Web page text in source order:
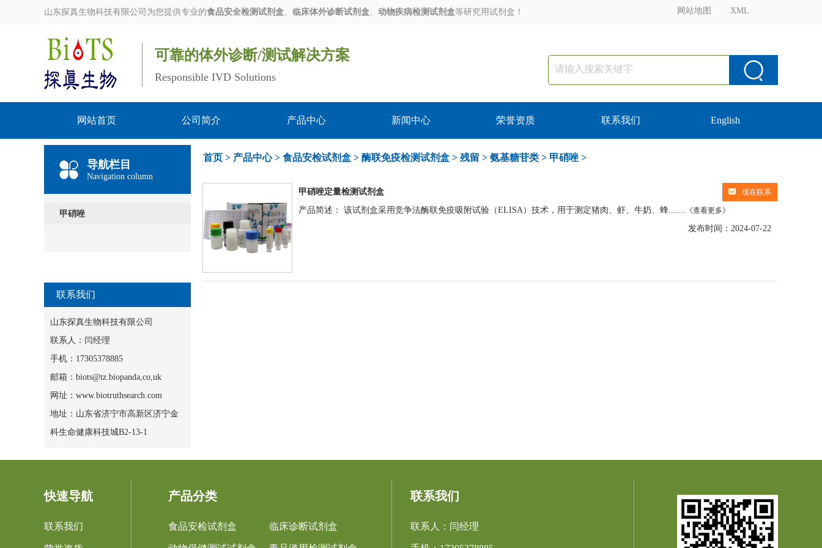
山东探真生物科技有限公司为您提供专业的食品安全检测试剂盒、 临床体外诊断试剂盒、 动物疾病检测试剂盒等研究用试剂盒！ XML
网站地图
可靠的体外诊断/测试解决方案
Responsible IVD Solutions
网站首页 公司简介 产品中心 新闻中心 荣誉资质 联系我们 English
导航栏目
Navigation column
甲硝唑
联系我们
山东探真生物科技有限公司
联系人：闫经理
手机：17305378885
邮箱：biots@tz.biopanda,co,uk
网址：www.biotruthsearch.com
地址：山东省济宁市高新区济宁金
科生命健康科技城B2-13-1
首页 > 产品中心> 食品安检试剂盒 > 酶联免疫检测试剂盒 > 残留 > 氨基糖苷类 > 甲硝唑 >
现在联系
甲硝唑定量检测试剂盒
产品简述： 该试剂盒采用竞争法酶联免疫吸附试验（ELISA）技术，用于测定猪肉、虾、牛奶、蜂....... 《查看更多》
发布时间：2024-07-22
快速导航
联系我们
产品分类
食品安检试剂盒 临床诊断试剂盒
联系我们
联系人：闫经理